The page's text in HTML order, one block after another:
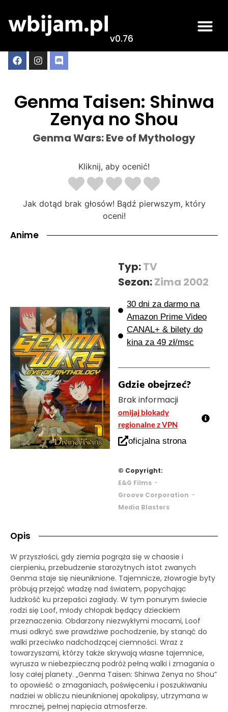
v0.76
Genma Taisen: Shinwa
Zenya no Shou
Genma Wars: Eve of Mythology
Kliknij, aby ocenić!
Jak dotąd brak głosów! Bądź pierwszym, który
oceni!
Anime
Typ:TV
Sezon:Zima 2002
30 dni za darmo na
Amazon Prime Video
CANAL+ & bilety do
kina za 49 zł/msc
Gdzie obejrzeć?
Brak informacji
omijaj blokady
regionalne z VPN
oficjalna strona
© Copyright:
E&G Films-
Groove Corporation -
Media Blasters
Opis
W przyszłości, gdy ziemia pogrąża się w chaosie i
cierpieniu, przebudzenie starożytnych istot zwanych
Genma staje się nieuniknione. Tajemnicze, złowrogie byty
próbują przejąć władzę nad światem, popychając
ludzkość ku przepaści zagłady. W tym ponurym świecie
rodzi się Loof, młody chłopak będący dzieckiem
przeznaczenia. Obdarzony niezwykłymi mocami, Loof
musi odkryć swe prawdziwe pochodzenie, by stanąć do
walki przeciwko nadchodzącej ciemności. Wraz z
towarzyszami, którzy także skrywają własne tajemnice,
wyrusza w niebezpieczną podróż pełną walki i zmagania o
losy całej planety. „Genma Taisen: Shinwa Zenya no Shou”
to opowieść o zmaganiach, poświęceniu i poszukiwaniu
nadziei w obliczu nieuniknionej apokalipsy, utrzymana w
mrocznej, pełnej napięcia atmosferze.